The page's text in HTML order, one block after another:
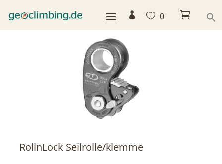
  0 
< zurück
RollnLock Seilrolle/klemme